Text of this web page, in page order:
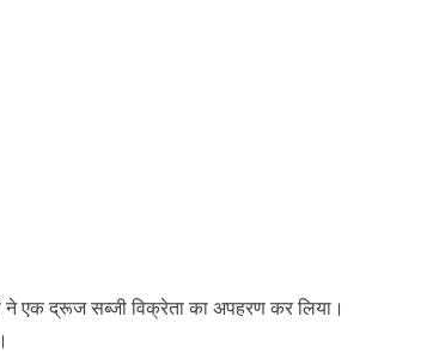
एक द्रूज सब्जी विक्रेता का अपहरण कर लिया।